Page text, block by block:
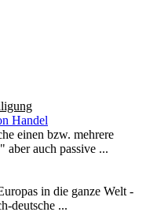
Handel
einen bzw. mehrere
aber auch passive ...
in die ganze Welt -
deutsche ...